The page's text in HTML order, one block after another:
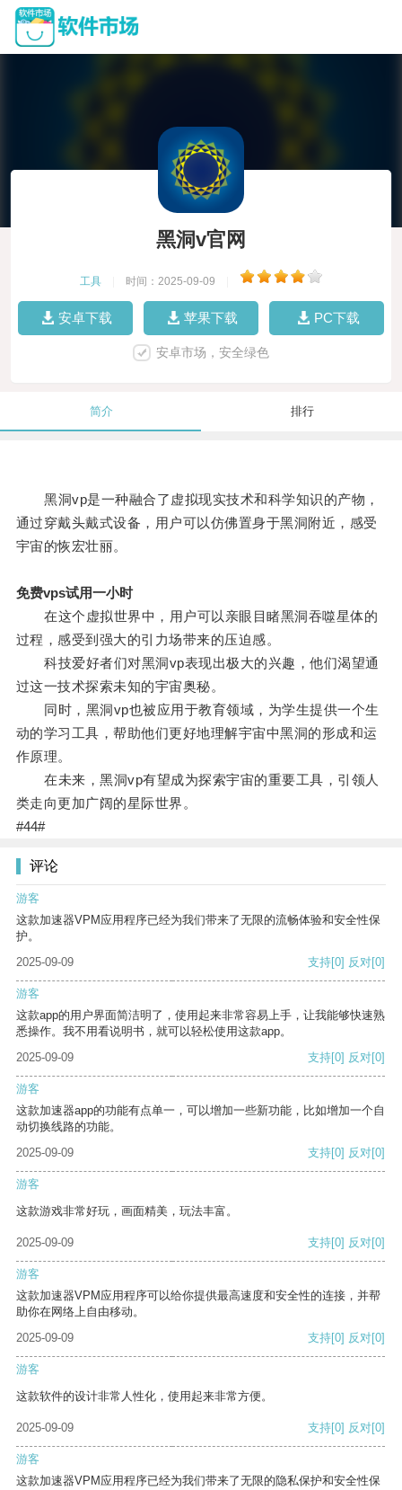
黑洞v官网
工具 时间：2025-09-09
安卓下载 苹果下载 PC下载
安卓市场，安全绿色
简介 排行
黑洞vp是一种融合了虚拟现实技术和科学知识的产物，
通过穿戴头戴式设备，用户可以仿佛置身于黑洞附近，感受
宇宙的恢宏壮丽。
免费vps试用一小时
在这个虚拟世界中，用户可以亲眼目睹黑洞吞噬星体的
过程，感受到强大的引力场带来的压迫感。
科技爱好者们对黑洞vp表现出极大的兴趣，他们渴望通
过这一技术探索未知的宇宙奥秘。
同时，黑洞vp也被应用于教育领域，为学生提供一个生
动的学习工具，帮助他们更好地理解宇宙中黑洞的形成和运
作原理。
在未来，黑洞vp有望成为探索宇宙的重要工具，引领人
类走向更加广阔的星际世界。
#44#
评论
游客
这款加速器VPM应用程序已经为我们带来了无限的流畅体验和安全性保
护。
2025-09-09
支持[0] 反对[0]
游客
这款app的用户界面简洁明了，使用起来非常容易上手，让我能够快速熟
悉操作。我不用看说明书，就可以轻松使用这款app。
2025-09-09
支持[0] 反对[0]
游客
这款加速器app的功能有点单一，可以增加一些新功能，比如增加一个自
动切换线路的功能。
2025-09-09
支持[0] 反对[0]
游客
这款游戏非常好玩，画面精美，玩法丰富。
2025-09-09 支持[0] 反对[0]
游客
这款加速器VPM应用程序可以给你提供最高速度和安全性的连接，并帮
助你在网络上自由移动。
2025-09-09
支持[0] 反对[0]
游客
这款软件的设计非常人性化，使用起来非常方便。
2025-09-09 支持[0] 反对[0]
游客
这款加速器VPM应用程序已经为我们带来了无限的隐私保护和安全性保